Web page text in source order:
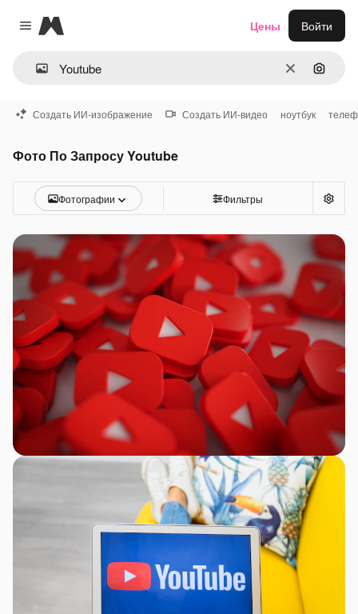
Close menu
Magnific
ОчиститьПоиск
Цены Войти
Создать ИИ-изображение Создать ИИ-видео ноутбук
Фото По Запросу Youtube
Фотографии Фильтры